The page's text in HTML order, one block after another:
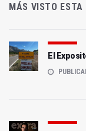
MÁS VISTO ESTA
El